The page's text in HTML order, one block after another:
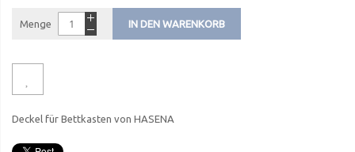
Menge IN DEN WARENKORB
Deckel für Bettkasten von HASENA